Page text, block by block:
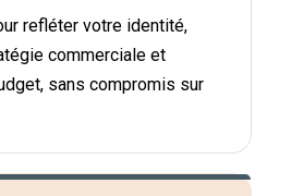
refléter votre identité,
commerciale et
sans compromis sur